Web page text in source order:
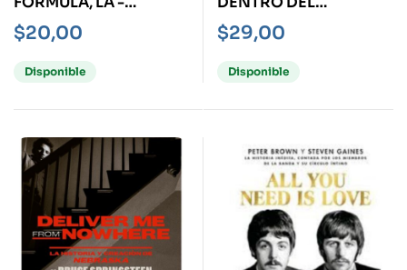
DESPACITO LOS HITS
DE LA MÚSICA LATINA-
$20,00
Disponible
LABERINTO -
BESTIARIO-
$29,00
Disponible